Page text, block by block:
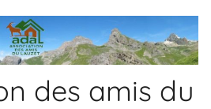
des amis du